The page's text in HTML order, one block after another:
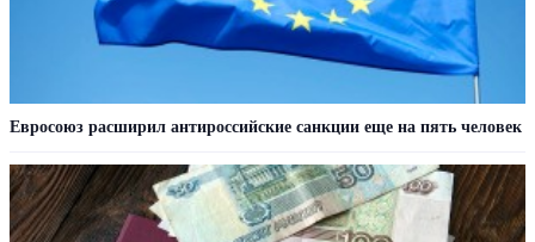
Евросоюз расширил антироссийские санкции еще на пять человек